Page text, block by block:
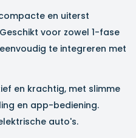
en uiterst
voor zowel 1-fase
te integreren met
en krachtig, met slimme
en app-bediening.
auto's.